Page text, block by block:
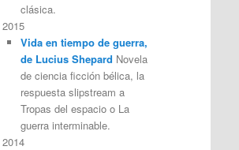
clásica.
2015
Vida en tiempo de guerra,
de Lucius Shepard Novela
de ciencia ficción bélica, la
respuesta slipstream a
Tropas del espacio o La
guerra interminable.
2014